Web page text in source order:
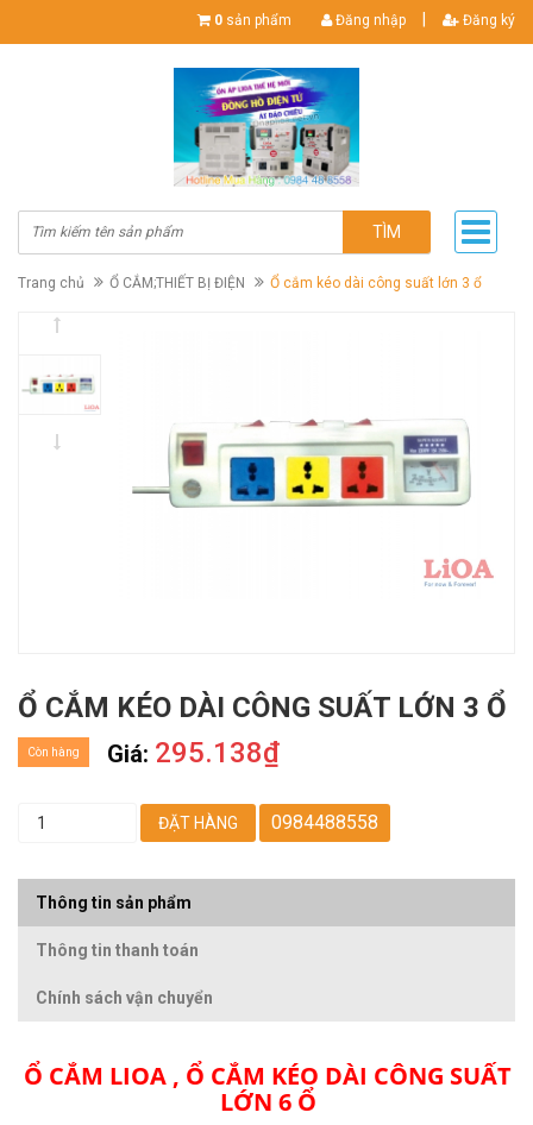
0 sản phẩm Đăng nhập Đăng ký
TÌM
Trang chủ Ổ CẮM;THIẾT BỊ ĐIỆN Ổ cắm kéo dài công suất lớn 3 ổ
Ổ CẮM KÉO DÀI CÔNG SUẤT LỚN 3 Ổ
Giá: 295.138₫
Còn hàng
ĐẶT HÀNG 0984488558
Thông tin sản phẩm
Thông tin thanh toán
Chính sách vận chuyển
Ổ CẮM LIOA , Ổ CẮM KÉO DÀI CÔNG SUẤT
LỚN 6 Ổ